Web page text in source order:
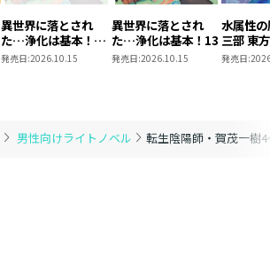
男性向けライトノベル 転生陰陽師・賀茂一樹
異世界に落とされ
た…浄化は基本！
13【ピッコマ限定
発売日:2026.10.15
異世界に落とされ
た…浄化は基本！13
発売日:2026.10.15
水属性
三部 東
発売日: